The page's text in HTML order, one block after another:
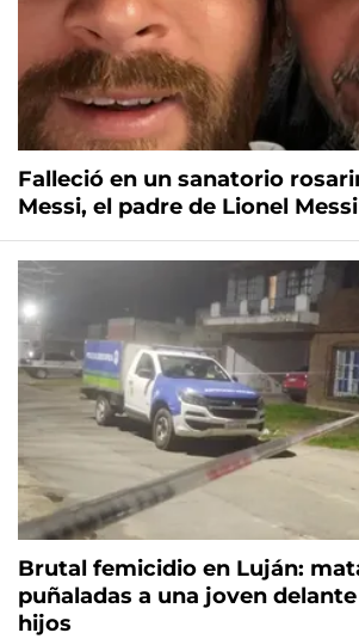
Falleció en un sanatorio
Messi, el padre de Lionel Messi
Brutal femicidio en Luján:
puñaladas a una joven
hijos